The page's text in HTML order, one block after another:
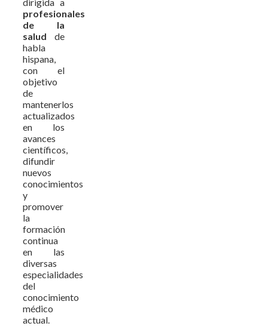
profesionales
de la
salud de
habla
hispana,
con el
objetivo
de
mantenerlos
actualizados
en los
avances
científicos,
difundir
nuevos
conocimientos
y
promover
la
formación
continua
en las
diversas
especialidades
del
conocimiento
médico
actual.